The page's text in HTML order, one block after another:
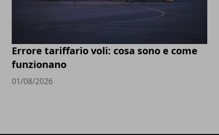
Errore tariffario voli: cosa sono e come
funzionano
01/08/2026